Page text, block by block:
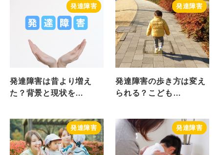
発達障害
発達障害は昔より増え
た？背景と現状を…
発達障害
発達障害の歩き方は変え
られる？こども…
発達障害 発達障害